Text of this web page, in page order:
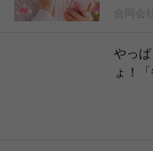
合同会
やっ
ょ！